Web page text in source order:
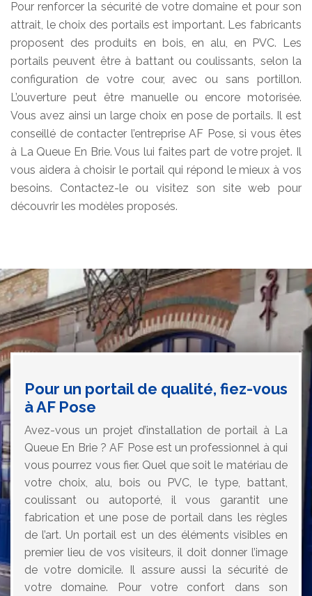
Pour renforcer la sécurité de votre domaine et pour son
attrait, le choix des portails est important. Les fabricants
proposent des produits en bois, en alu, en PVC. Les
portails peuvent être à battant ou coulissants, selon la
configuration de votre cour, avec ou sans portillon.
L’ouverture peut être manuelle ou encore motorisée.
Vous avez ainsi un large choix en pose de portails. Il est
conseillé de contacter l’entreprise AF Pose, si vous êtes
à La Queue En Brie. Vous lui faites part de votre projet. Il
vous aidera à choisir le portail qui répond le mieux à vos
besoins. Contactez-le ou visitez son site web pour
découvrir les modèles proposés.
Pour un portail de qualité, fiez-vous
à AF Pose
Avez-vous un projet d’installation de portail à La
Queue En Brie ? AF Pose est un professionnel à qui
vous pourrez vous fier. Quel que soit le matériau de
votre choix, alu, bois ou PVC, le type, battant,
coulissant ou autoporté, il vous garantit une
fabrication et une pose de portail dans les règles
de l’art. Un portail est un des éléments visibles en
premier lieu de vos visiteurs, il doit donner l’image
de votre domicile. Il assure aussi la sécurité de
votre domaine. Pour votre confort dans son